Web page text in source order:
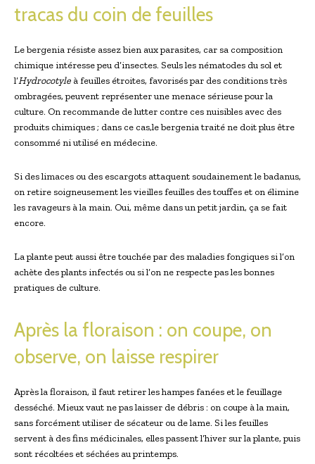
tracas du coin de feuilles
Le bergenia résiste assez ⁢bien ‌aux parasites, car sa composition
chimique intéresse peu⁤ d’insectes. Seuls les ‍nématodes⁢ du sol et
l’Hydrocotyle à feuilles étroites, favorisés par des conditions très
⁢ombragées, peuvent représenter une menace sérieuse ‍pour‍ la
culture. On recommande de lutter contre ces nuisibles avec des
produits chimiques ; dans ce cas,le bergenia traité ne doit plus être
consommé ni utilisé en médecine.
Si des limaces ou‌ des escargots attaquent soudainement le badanus,⁣
on retire soigneusement les vieilles feuilles des touffes et on élimine
les ravageurs à la main. Oui, même dans un⁢ petit jardin, ça⁤ se fait
encore.
La plante ‍peut aussi⁢ être touchée par des maladies fongiques⁣ si l’on
‍achète des plants ​infectés ou si l’on ne respecte pas les bonnes
pratiques‌ de culture.
Après la floraison : ‍on coupe, on
observe, on laisse ​respirer
Après la floraison, il faut retirer les hampes fanées et le feuillage
desséché. Mieux vaut ne pas laisser de débris : on coupe à la main,
sans forcément ⁣utiliser de sécateur ou de lame. Si⁢ les feuilles
servent à des ⁤fins médicinales, elles ⁤passent l’hiver sur la plante, puis
sont récoltées⁤ et séchées au printemps.